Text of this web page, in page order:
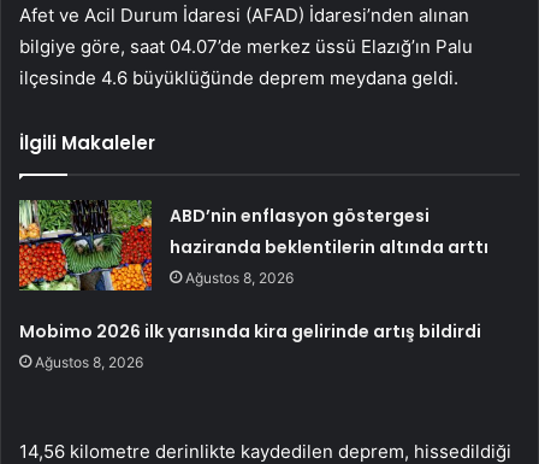
Afet ve Acil Durum İdaresi (AFAD) İdaresi’nden alınan
bilgiye göre, saat 04.07’de merkez üssü Elazığ’ın Palu
ilçesinde 4.6 büyüklüğünde deprem meydana geldi.
İlgili Makaleler
ABD’nin enflasyon göstergesi
haziranda beklentilerin altında arttı
Ağustos 8, 2026
Mobimo 2026 ilk yarısında kira gelirinde artış bildirdi
Ağustos 8, 2026
14,56 kilometre derinlikte kaydedilen deprem, hissedildiği